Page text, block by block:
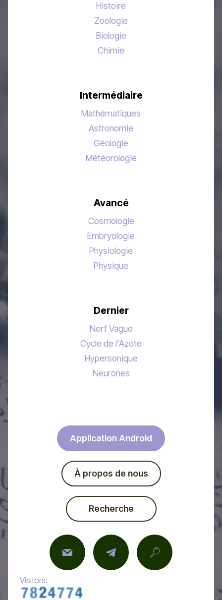
Histoire
Zoologie
Biologie
Chimie
Intermédiaire
Mathématiques
Astronomie
Géologie
Météorologie
Avancé
Cosmologie
Embryologie
Physiologie
Physique
Dernier
Nerf Vague
Cycle de l'Azote
Hypersonique
Neurones
Application Android
À propos de nous
Recherche
Visitors: